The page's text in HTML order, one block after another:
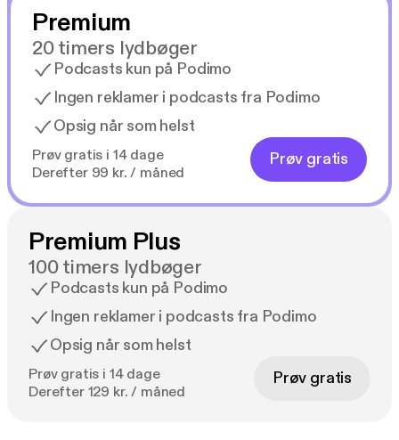
Premium
20 timers lydbøger
Podcasts kun på Podimo
Ingen reklamer i podcasts fra Podimo
Opsig når som helst
Prøv gratis i 14 dage
Derefter 99 kr. / måned
Prøv gratis
Premium Plus
100 timers lydbøger
Podcasts kun på Podimo
Ingen reklamer i podcasts fra Podimo
Opsig når som helst
Prøv gratis i 14 dage
Derefter 129 kr. / måned
Prøv gratis